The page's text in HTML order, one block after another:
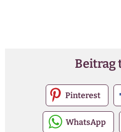
Beitrag
Pinterest
WhatsApp